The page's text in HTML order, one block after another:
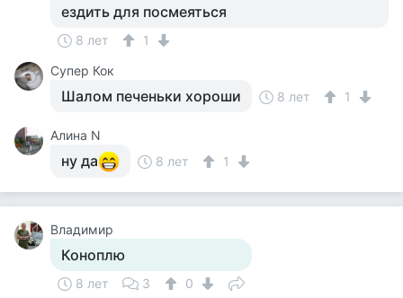
ездить для посмеяться
8 лет
1
Супер Кок
Шалом печеньки хороши 8 лет 1
Алина N
ну да 8 лет 1
Владимир
Коноплю
8 лет 3
0